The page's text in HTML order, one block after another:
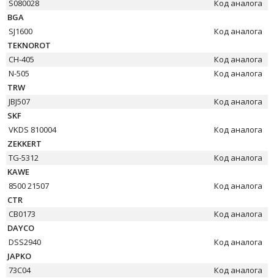
S080028
Код аналога
BGA
SJ1600
Код аналога
TEKNOROT
CH-405
Код аналога
N-505
Код аналога
TRW
JBJ507
Код аналога
SKF
VKDS 810004
Код аналога
ZEKKERT
TG-5312
Код аналога
KAWE
8500 21507
Код аналога
CTR
CB0173
Код аналога
DAYCO
DSS2940
Код аналога
JAPKO
73C04
Код аналога